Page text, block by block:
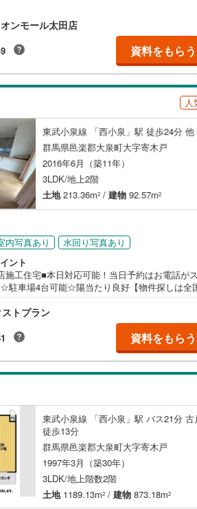
（無料）」ボタンよりご希望の日時をご記入い
が可能です。◎現地のご案内について・平日や
※定休日を除く・経験豊富なスタッフが物件詳
車でご自宅や最寄り駅等、ご指定の場所まで
のご用意ございます。◎個別FP相談会 無料物
ーン・資金のご相談、まずは家探しについて話
！年間8000棟以上の限定物件を発表している
物件が多数ございます。ぜひお気軽にご連絡・
のみ、もしくは当社を含めた数社でのみご紹介
ップメントの物件
ンモール太田店
資料をもらう
人
東武小泉線 「西小泉」駅 徒歩24分 他
群馬県邑楽郡大泉町大字寄木戸
2016年6月（築11年）
3LDK/地上2階
土地213.36m2 / 建物 92.57m2
内写真あり
水回り写真あり
ント
施工住宅■本日対応可能！当日予約はお電話が
駐車場4台可能☆陽当たり良好【物件探しは全
■宅地建物取引士が対応■物件を短時間で見たい
ローンに自信があります☆諸条件ご相談くだ
メリット・デメリットのご説明■提携火災保険
有り■住宅ローン代行も無料で対応
トプラン
資料をもらう
東武小泉線 「西小泉」駅 バス21分
徒歩13分
群馬県邑楽郡大泉町大字寄木戸
1997年3月（築30年）
3LDK/地上階数2階
土地1189.13m2 / 建物 873.18m2
ング15畳以上
（0） 対面キッチン
入居関連など
）
（0）
ローゼット
床下収納（0）
り ）
品質・工法関連
震構造